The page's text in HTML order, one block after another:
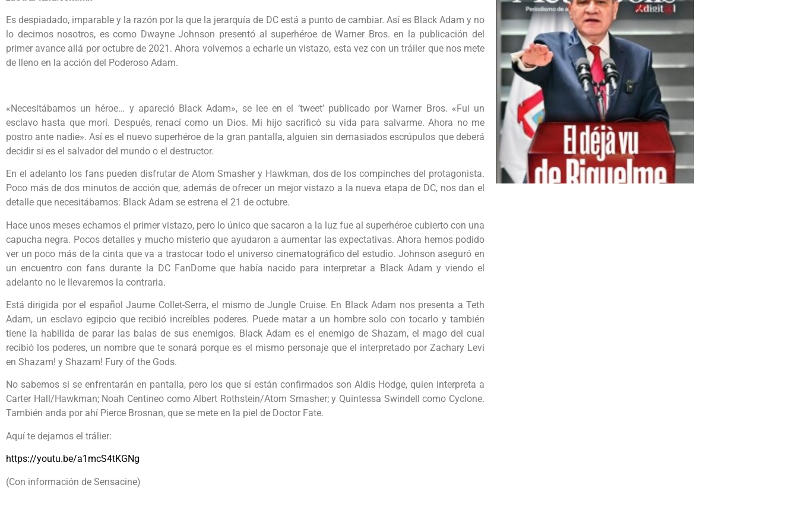
Es despiadado, imparable y la razón por la que la jerarquía de DC está a punto de cambiar. Así es Black Adam y no
lo decimos nosotros, es como Dwayne Johnson presentó al superhéroe de Warner Bros. en la publicación del
primer avance allá por octubre de 2021. Ahora volvemos a echarle un vistazo, esta vez con un tráiler que nos mete
de lleno en la acción del Poderoso Adam.
«Necesitábamos un héroe… y apareció Black Adam», se lee en el ‘tweet’ publicado por Warner Bros. «Fui un
esclavo hasta que morí. Después, renací como un Dios. Mi hijo sacrificó su vida para salvarme. Ahora no me
postro ante nadie». Así es el nuevo superhéroe de la gran pantalla, alguien sin demasiados escrúpulos que deberá
decidir si es el salvador del mundo o el destructor.
En el adelanto los fans pueden disfrutar de Atom Smasher y Hawkman, dos de los compinches del protagonista.
Poco más de dos minutos de acción que, además de ofrecer un mejor vistazo a la nueva etapa de DC, nos dan el
detalle que necesitábamos: Black Adam se estrena el 21 de octubre.
Hace unos meses echamos el primer vistazo, pero lo único que sacaron a la luz fue al superhéroe cubierto con una
capucha negra. Pocos detalles y mucho misterio que ayudaron a aumentar las expectativas. Ahora hemos podido
ver un poco más de la cinta que va a trastocar todo el universo cinematográfico del estudio. Johnson aseguró en
un encuentro con fans durante la DC FanDome que había nacido para interpretar a Black Adam y viendo el
adelanto no le llevaremos la contraria.
Está dirigida por el español Jaume Collet-Serra, el mismo de Jungle Cruise. En Black Adam nos presenta a Teth
Adam, un esclavo egipcio que recibió increíbles poderes. Puede matar a un hombre solo con tocarlo y también
tiene la habilida de parar las balas de sus enemigos. Black Adam es el enemigo de Shazam, el mago del cual
recibió los poderes, un nombre que te sonará porque es el mismo personaje que el interpretado por Zachary Levi
en Shazam! y Shazam! Fury of the Gods.
No sabemos si se enfrentarán en pantalla, pero los que sí están confirmados son Aldis Hodge, quien interpreta a
Carter Hall/Hawkman; Noah Centineo como Albert Rothstein/Atom Smasher; y Quintessa Swindell como Cyclone.
También anda por ahí Pierce Brosnan, que se mete en la piel de Doctor Fate.
Aquí te dejamos el trálier:
https://youtu.be/a1mcS4tKGNg
(Con información de Sensacine)